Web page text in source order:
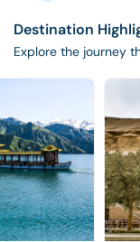
Destination
Explore the journey